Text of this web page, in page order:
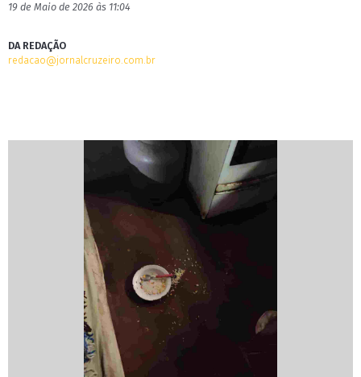
19 de Maio de 2026 às 11:04
DA REDAÇÃO
redacao@jornalcruzeiro.com.br